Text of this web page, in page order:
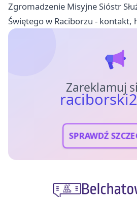
Zgromadzenie Misyjne Sióstr
Świętego w Raciborzu - kontakt,
Zareklamuj
SPRAWDŹ